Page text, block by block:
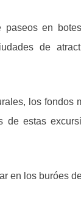
en
de
los fondos
estas
en los buróes